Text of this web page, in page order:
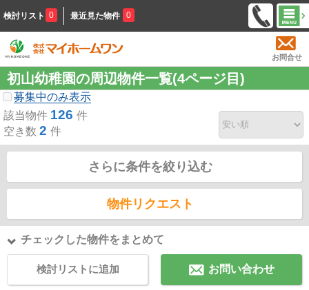
検討リスト 0 最近見た物件 0
お問合せ
初山幼稚園の周辺物件一覧(4ページ目)
募集中のみ表示
該当物件 126 件
空き数 2 件
さらに条件を絞り込む
物件リクエスト
チェックした物件をまとめて
検討リストに追加 お問い合わせ